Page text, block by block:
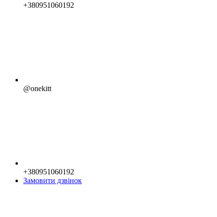
+380951060192
@onekitt
+380951060192
Замовити дзвінок